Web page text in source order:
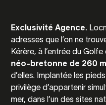
Exclusivité Agence.
adresses que l’on ne
Kérère, à l’entrée du
néo-bretonne de 260
d’elles. Implantée les
privilège d’appartenir
mer, dans l’un des sites